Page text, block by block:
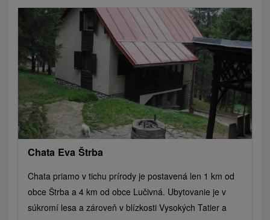
Chata Eva Štrba
Chata priamo v tichu prírody je postavená len 1 km od
obce Štrba a 4 km od obce Lučivná. Ubytovanie je v
súkromí lesa a zároveň v blízkosti Vysokých Tatier a